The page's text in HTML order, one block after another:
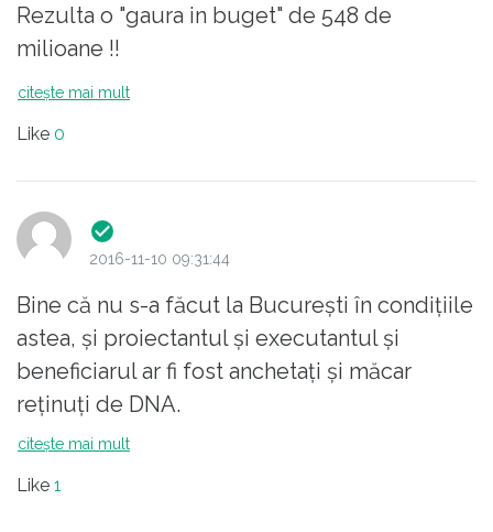
Rezulta o "gaura in buget" de 548 de
milioane !!
citește mai mult
Like 0
2016-11-10 09:31:44
Bine că nu s-a făcut la București în condițiile
astea, și proiectantul și executantul și
beneficiarul ar fi fost anchetați și măcar
reținuți de DNA.
citește mai mult
Like 1